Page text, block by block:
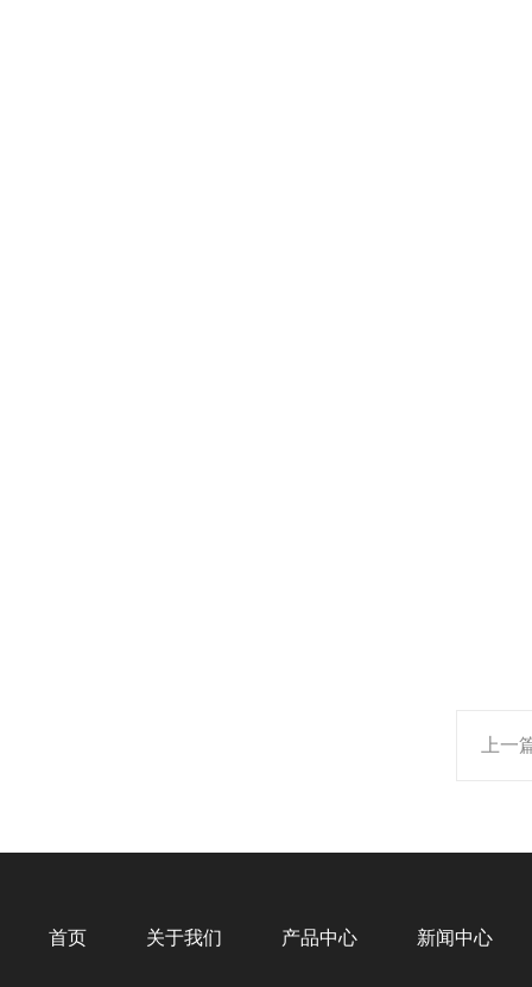
上一
首页 关于我们 产品中心 新闻中心